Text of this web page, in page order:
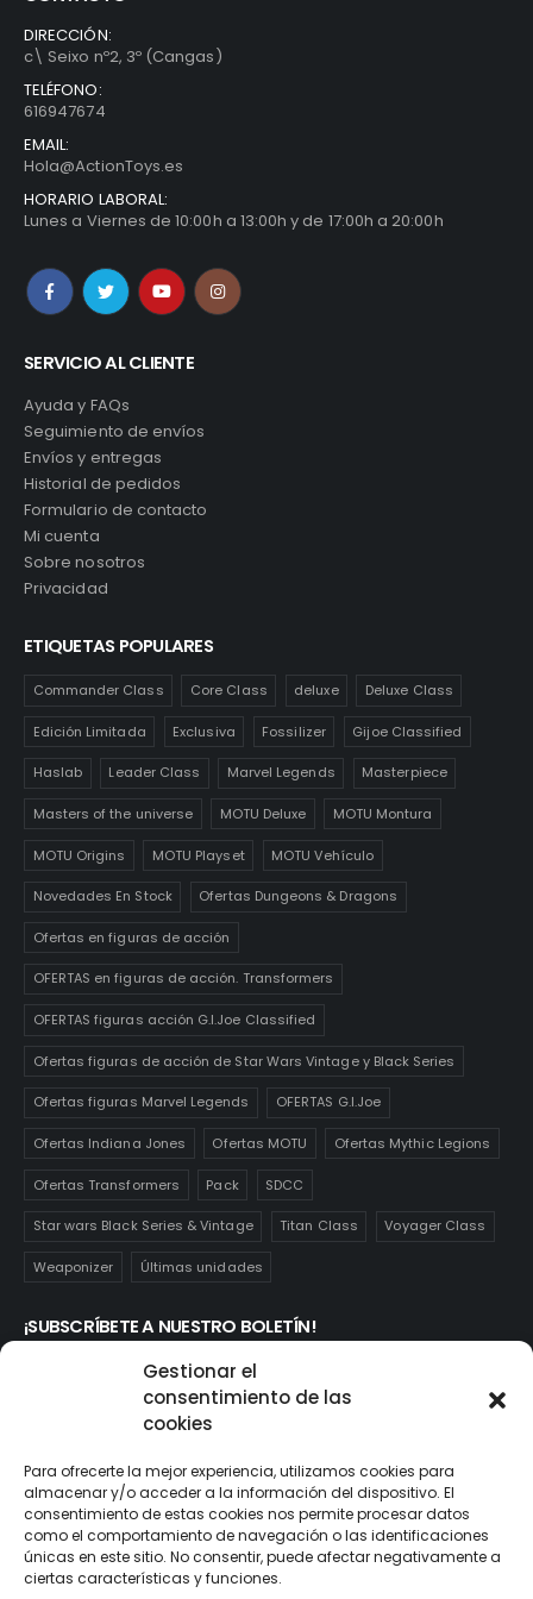
Gestionar el
consentimiento de las
cookies
Para ofrecerte la mejor experiencia, utilizamos cookies para
almacenar y/o acceder a la información del dispositivo. El
consentimiento de estas cookies nos permite procesar datos
como el comportamiento de navegación o las identificaciones
únicas en este sitio. No consentir, puede afectar negativamente a
ciertas características y funciones.
DIRECCIÓN:
c\ Seixo nº2, 3º (Cangas)
TELÉFONO:
616947674
EMAIL:
Hola@ActionToys.es
HORARIO LABORAL:
Lunes a Viernes de 10:00h a 13:00h y de 17:00h a 20:00h
SERVICIO AL CLIENTE
Ayuda y FAQs
Seguimiento de envíos
Envíos y entregas
Historial de pedidos
Formulario de contacto
Mi cuenta
Sobre nosotros
Privacidad
ETIQUETAS POPULARES
Commander Class Core Class deluxe Deluxe Class
Edición Limitada Exclusiva Fossilizer Gijoe Classified
Haslab Leader Class Marvel Legends Masterpiece
Masters of the universe MOTU Deluxe MOTU Montura
MOTU Origins MOTU Playset MOTU Vehículo
Novedades En Stock Ofertas Dungeons & Dragons
Ofertas en figuras de acción
OFERTAS en figuras de acción. Transformers
OFERTAS figuras acción G.I.Joe Classified
Ofertas figuras de acción de Star Wars Vintage y Black Series
Ofertas figuras Marvel Legends OFERTAS G.I.Joe
Ofertas Indiana Jones Ofertas MOTU Ofertas Mythic Legions
Ofertas Transformers Pack SDCC
Star wars Black Series & Vintage Titan Class Voyager Class
Weaponizer Últimas unidades
¡SUBSCRÍBETE A NUESTRO BOLETÍN!
Te mantendrás informado de las novedades y ofertas que
realmente te interesan. Subscríbete aquí: